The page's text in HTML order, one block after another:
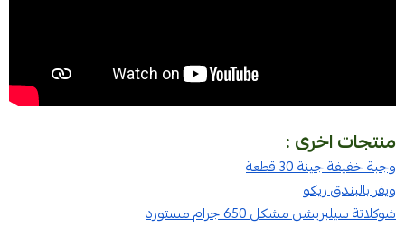
منتجات اخرى :
وجبة خفيفة جينة 30 قطعة
ويفر بالبندق ريكو
شوكلاتة سيلبريشن مشكل 650 جرام مستورد